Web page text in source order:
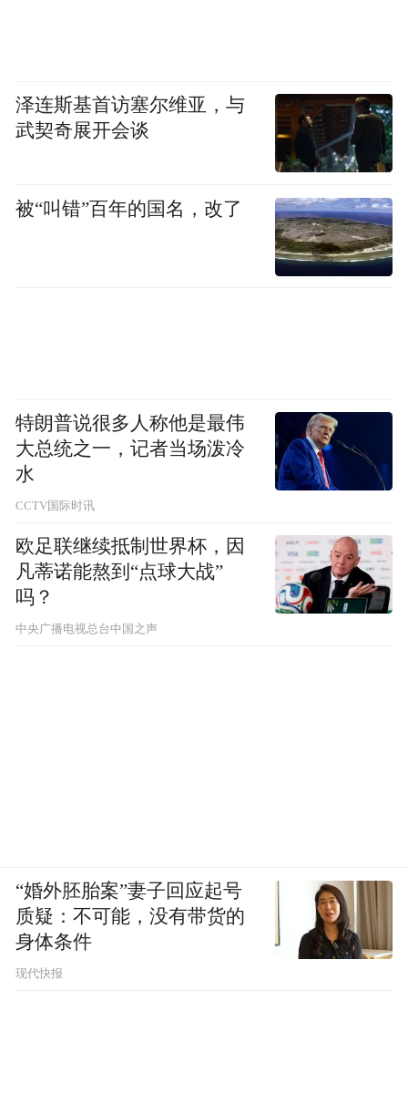
泽连斯基首访塞尔维亚，与
武契奇展开会谈
被“叫错”百年的国名，改了
特朗普说很多人称他是最伟
大总统之一，记者当场泼冷
水
CCTV国际时讯
欧足联继续抵制世界杯，因
凡蒂诺能熬到“点球大战”
吗？
中央广播电视总台中国之声
“婚外胚胎案”妻子回应起号
质疑：不可能，没有带货的
身体条件
现代快报